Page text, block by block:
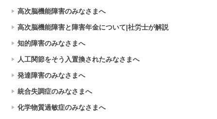
高次脳機能障害のみなさまへ
高次脳機能障害と障害年金について|社労士が解説
知的障害のみなさまへ
人工関節をそう入置換されたみなさまへ
発達障害のみなさまへ
統合失調症のみなさまへ
化学物質過敏症のみなさまへ